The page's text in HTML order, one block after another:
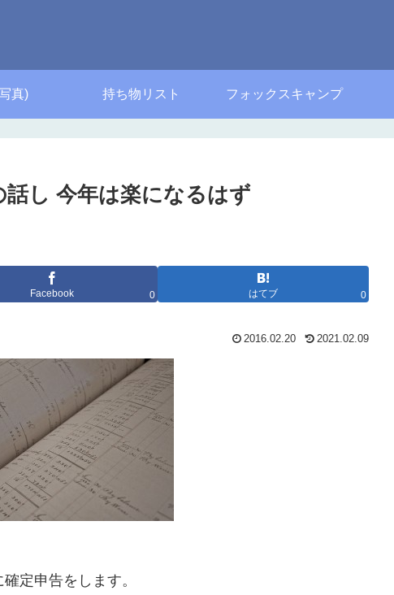
真) 持ち物リスト フォックスキャンプ
し 今年は楽になるはず
Facebook 0 はてブ 0
2016.02.20 2021.02.09
定申告をします。